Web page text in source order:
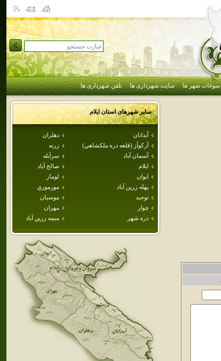
سوغات شهر ها سایت شهرداری ها تلفن شهرداری ها
سایر شهرهای استانايلام
آبدانان
دهلران
آركوآز (قلعه دره ملكشاهي)
زرنه
آسمان آباد
سرآبله
ايلام
صالح آباد
ايوان
لومار
پهله زرين آباد
مورموري
توحيد
موسيان
چوار
مهران
دره شهر
ميمه زرين آباد